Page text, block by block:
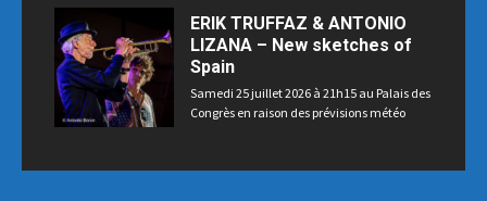
ERIK TRUFFAZ & ANTONIO
LIZANA – New sketches of
Spain
Samedi 25 juillet 2026 à 21h15 au Palais des
Congrès en raison des prévisions météo